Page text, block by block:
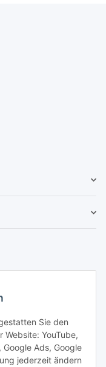
Sie den
Website: YouTube,
Ads, Google
jederzeit ändern